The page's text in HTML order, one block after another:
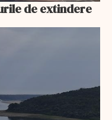
de extindere